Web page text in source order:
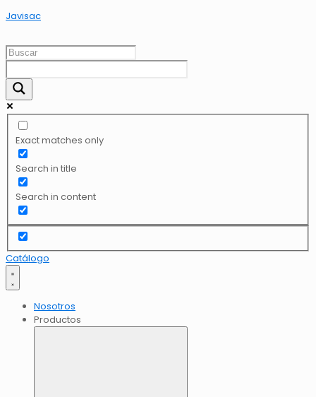
Javisac
Exact matches only
Search in title
Search in content
Catálogo
Nosotros
Productos